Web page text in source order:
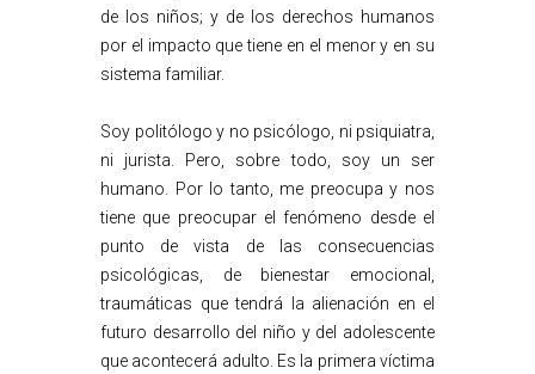
de los niños; y de los derechos humanos
por el impacto que tiene en el menor y en su
sistema familiar.
Soy politólogo y no psicólogo, ni psiquiatra,
ni jurista. Pero, sobre todo, soy un ser
humano. Por lo tanto, me preocupa y nos
tiene que preocupar el fenómeno desde el
punto de vista de las consecuencias
psicológicas, de bienestar emocional,
traumáticas que tendrá la alienación en el
futuro desarrollo del niño y del adolescente
que acontecerá adulto. Es la primera víctima